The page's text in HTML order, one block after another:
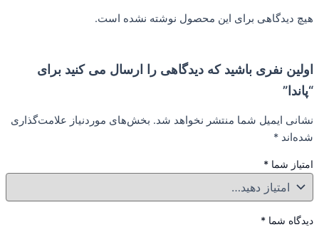
برای این محصول نوشته نشده است.
باشید که دیدگاهی را ارسال می کنید برای
شما منتشر نخواهد شد. بخش‌های موردنیاز علامت‌گذاری
*